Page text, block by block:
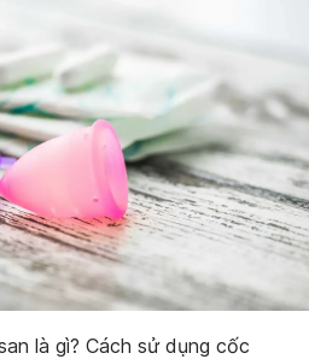
là gì? Cách sử dụng cốc